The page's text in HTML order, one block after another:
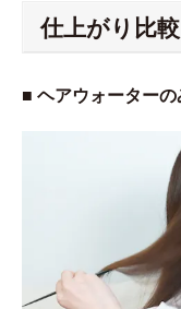
仕上がり比較
■ ヘアウォーターの